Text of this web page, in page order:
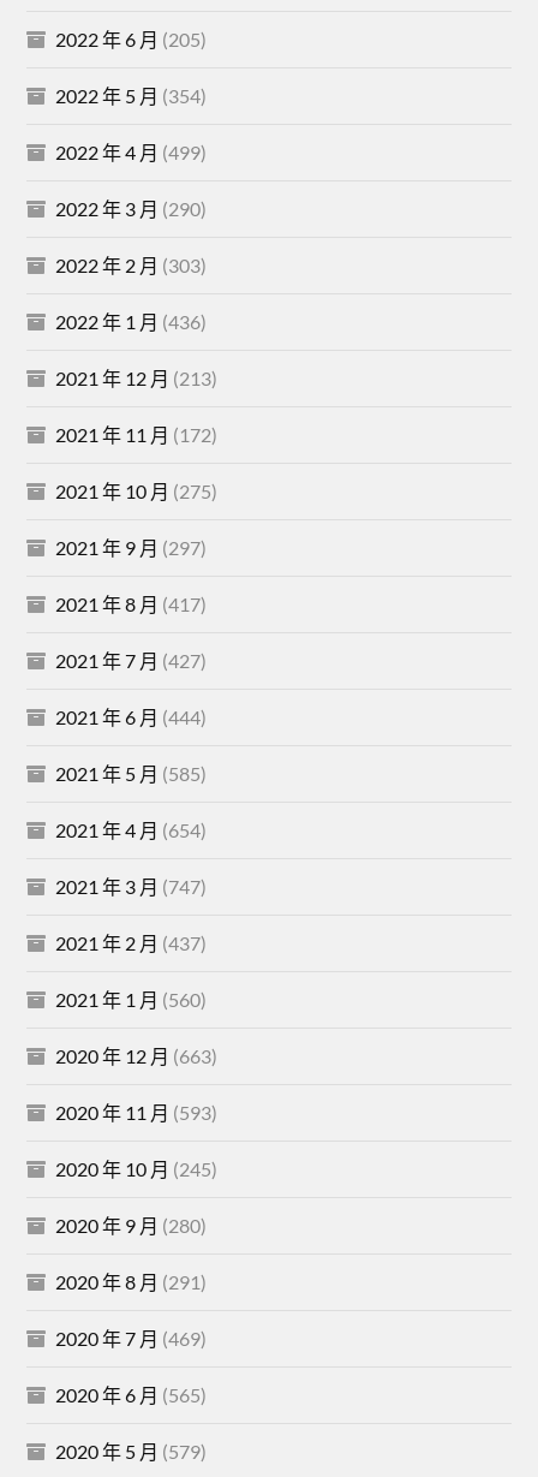
2022 年 6 月 (205)
2022 年 5 月 (354)
2022 年 4 月 (499)
2022 年 3 月 (290)
2022 年 2 月 (303)
2022 年 1 月 (436)
2021 年 12 月 (213)
2021 年 11 月 (172)
2021 年 10 月 (275)
2021 年 9 月 (297)
2021 年 8 月 (417)
2021 年 7 月 (427)
2021 年 6 月 (444)
2021 年 5 月 (585)
2021 年 4 月 (654)
2021 年 3 月 (747)
2021 年 2 月 (437)
2021 年 1 月 (560)
2020 年 12 月 (663)
2020 年 11 月 (593)
2020 年 10 月 (245)
2020 年 9 月 (280)
2020 年 8 月 (291)
2020 年 7 月 (469)
2020 年 6 月 (565)
2020 年 5 月 (579)